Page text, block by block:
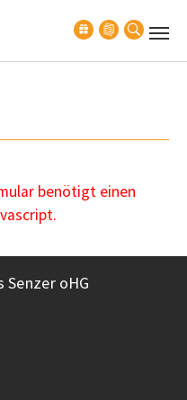
benötigt einen
oHG